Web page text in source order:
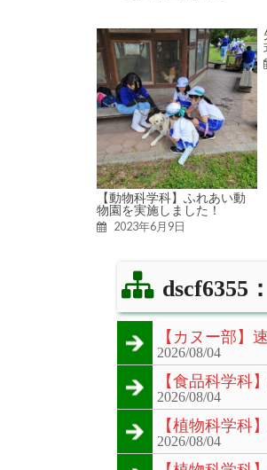
【動物科学科】ふれあい動
物園を実施しました！
2023年6月9日
dscf6355
【カヌー部】
2026/08/04
【食品科学科
2026/08/04
【植物科学科
2026/08/04